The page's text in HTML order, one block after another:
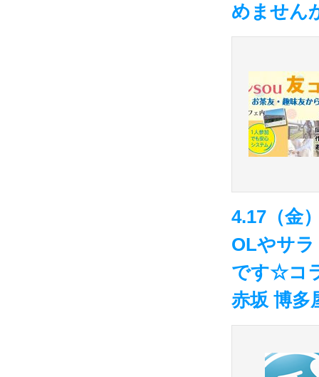
めません
4.17（金
OLやサ
です☆コ
赤坂 博多